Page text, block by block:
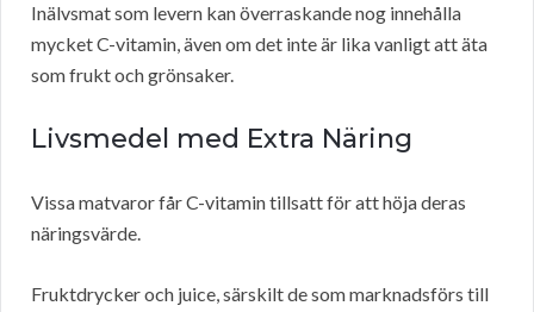
Inälvsmat som levern kan överraskande nog innehålla
mycket C-vitamin, även om det inte är lika vanligt att äta
som frukt och grönsaker.
Livsmedel med Extra Näring
Vissa matvaror får C-vitamin tillsatt för att höja deras
näringsvärde.
Fruktdrycker och juice, särskilt de som marknadsförs till